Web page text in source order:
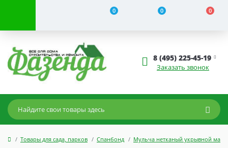
0 0 0
8 (495) 225-45-19
Заказать звонок
Товары для сада, парков Спанбонд Мульча нетканый укрывной